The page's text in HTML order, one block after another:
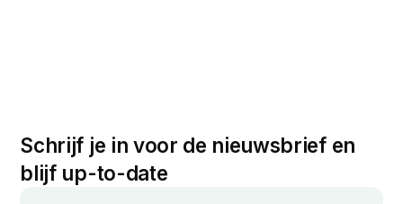
Schrijf je in voor de nieuwsbrief en
blijf up-to-date